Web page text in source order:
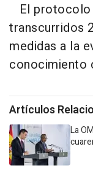
El protocolo
transcurridos
medidas a la
conocimiento
Artículos
La